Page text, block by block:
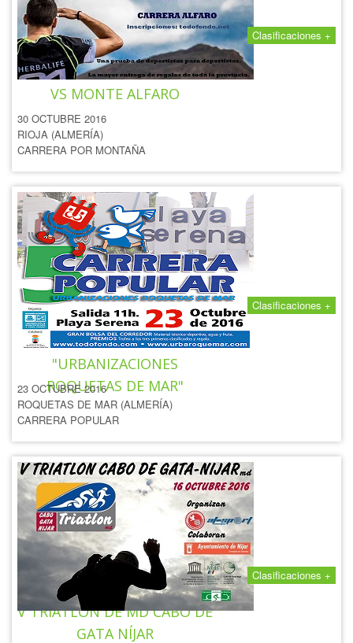
Clasificaciones +
I ½KM VERTICAL HERBALIFE
VS MONTE ALFARO
30 OCTUBRE 2016
RIOJA (ALMERÍA)
CARRERA POR MONTAÑA
Clasificaciones +
5ª CARRERA POPULAR
"URBANIZACIONES
ROQUETAS DE MAR"
23 OCTUBRE 2016
ROQUETAS DE MAR (ALMERÍA)
CARRERA POPULAR
Clasificaciones +
V TRIATLÓN DE MD CABO DE
GATA NÍJAR